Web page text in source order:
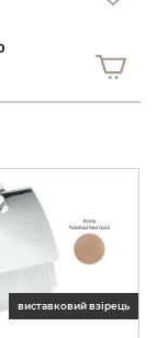
виставковий взірець